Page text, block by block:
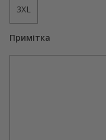
3XL
Примітка